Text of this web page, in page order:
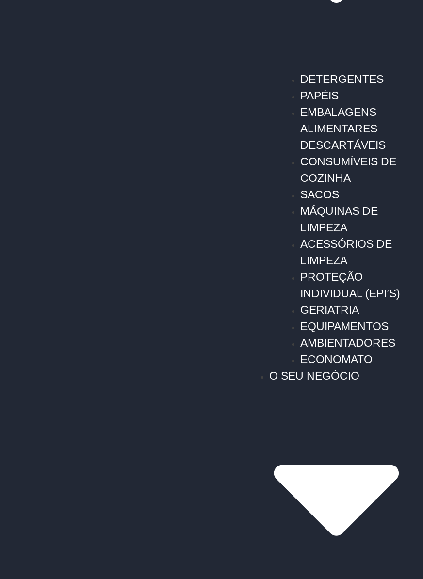
DETERGENTES
PAPÉIS
EMBALAGENS
ALIMENTARES
DESCARTÁVEIS
CONSUMÍVEIS DE
COZINHA
SACOS
MÁQUINAS DE
LIMPEZA
ACESSÓRIOS DE
LIMPEZA
PROTEÇÃO
INDIVIDUAL (EPI’S)
GERIATRIA
EQUIPAMENTOS
AMBIENTADORES
ECONOMATO
O SEU NEGÓCIO